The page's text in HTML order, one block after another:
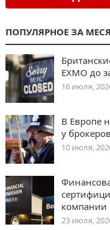
ПОПУЛЯРНОЕ ЗА
EXMO до
16 июля,
В Европе
у
10 июля,
компании
23 июля,